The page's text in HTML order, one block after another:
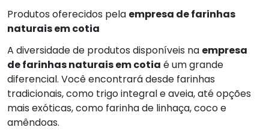
Produtos oferecidos pela empresa de farinhas
naturais em cotia
A diversidade de produtos disponíveis na empresa
de farinhas naturais em cotia é um grande
diferencial. Você encontrará desde farinhas
tradicionais, como trigo integral e aveia, até opções
mais exóticas, como farinha de linhaça, coco e
amêndoas.